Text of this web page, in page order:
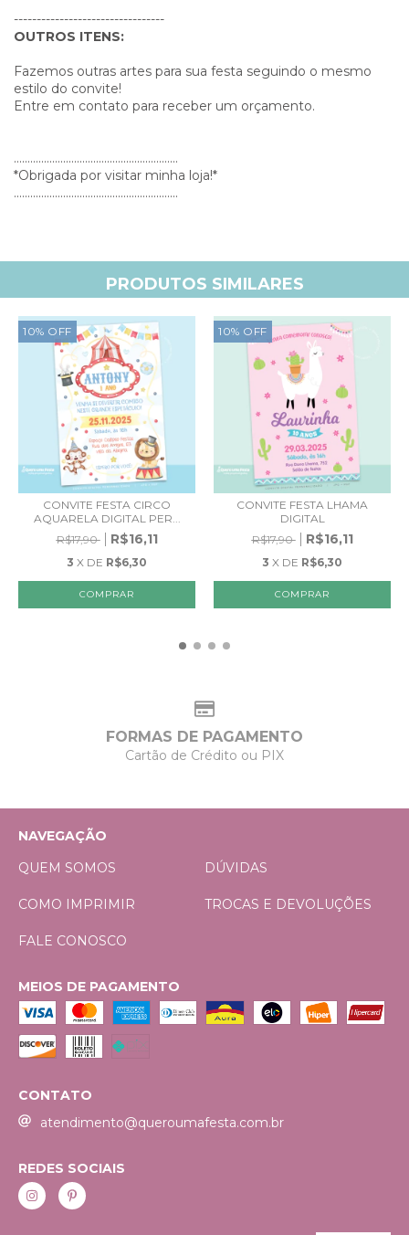
---------------------------------
OUTROS ITENS:
Fazemos outras artes para sua festa seguindo o mesmo
estilo do convite!
Entre em contato para receber um orçamento.
............................................................
*Obrigada por visitar minha loja!*
............................................................
PRODUTOS SIMILARES
10% OFF
CONVITE FESTA CIRCO
AQUARELA DIGITAL PER...
R$17,90
R$16,11
3 X DE R$6,30
10% OFF
CONVITE FESTA LHAMA
DIGITAL
R$17,90
R$16,11
3 X DE R$6,30
FORMAS DE PAGAMENTO
Cartão de Crédito ou PIX
NAVEGAÇÃO
QUEM SOMOS
DÚVIDAS
COMO IMPRIMIR TROCAS E DEVOLUÇÕES
FALE CONOSCO
MEIOS DE PAGAMENTO
CONTATO
atendimento@queroumafesta.com.br
REDES SOCIAIS